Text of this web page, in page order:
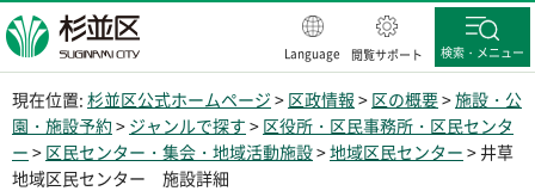
杉並区
Language 閲覧サポート 検索・メニュー
現在位置: 杉並区公式ホームページ > 区政情報 > 区の概要>施設・公
園・施設予約> ジャンルで探す > 区役所・区民事務所・区民センタ
ー > 区民センター・集会・地域活動施設>地域区民センター > 井草
地域区民センター 施設詳細